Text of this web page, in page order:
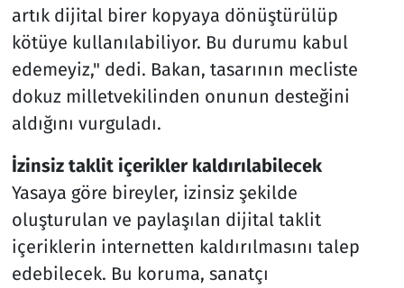
artık dijital birer kopyaya dönüştürülüp
kötüye kullanılabiliyor. Bu durumu kabul
edemeyiz," dedi. Bakan, tasarının mecliste
dokuz milletvekilinden onunun desteğini
aldığını vurguladı.
İzinsiz taklit içerikler kaldırılabilecek
Yasaya göre bireyler, izinsiz şekilde
oluşturulan ve paylaşılan dijital taklit
içeriklerin internetten kaldırılmasını talep
edebilecek. Bu koruma, sanatçı